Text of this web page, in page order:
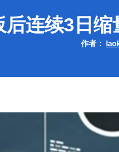
后连续3日
作者：